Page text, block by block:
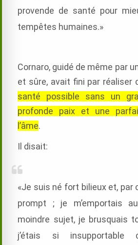
provende de santé pour
tempêtes humaines.»
Cornaro, guidé de même par
et sûre, avait fini par réaliser
santé possible sans un
profonde paix et une
l’âme.
Il disait:
«Je suis né fort bilieux et, par
prompt ; je m’emportais
moindre sujet, je brusquais
j’étais si insupportable